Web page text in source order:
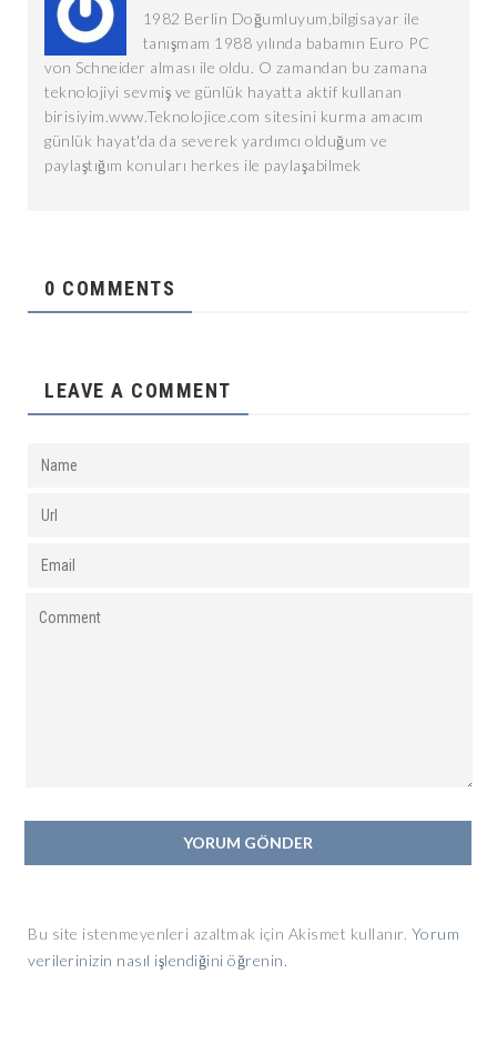
1982 Berlin Doğumluyum,bilgisayar ile
tanışmam 1988 yılında babamın Euro PC
von Schneider alması ile oldu. O zamandan bu zamana
teknolojiyi sevmiş ve günlük hayatta aktif kullanan
birisiyim.www.Teknolojice.com sitesini kurma amacım
günlük hayat'da da severek yardımcı olduğum ve
paylaştığım konuları herkes ile paylaşabilmek
0 COMMENTS
LEAVE A COMMENT
Bu site istenmeyenleri azaltmak için Akismet kullanır. Yorum
verilerinizin nasıl işlendiğini öğrenin.